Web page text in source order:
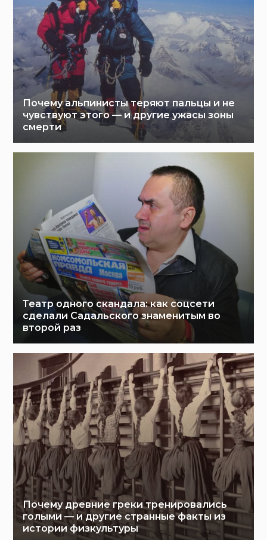
Почему альпинисты теряют пальцы и не
чувствуют этого — и другие ужасы зоны
смерти
Театр одного скандала: как соцсети
сделали Садальского знаменитым во
второй раз
Почему древние греки тренировались
голыми — и другие странные факты из
истории физкультуры